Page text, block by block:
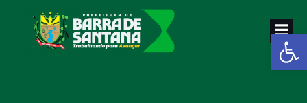
Abrir
Pular
para
o
conteúdo